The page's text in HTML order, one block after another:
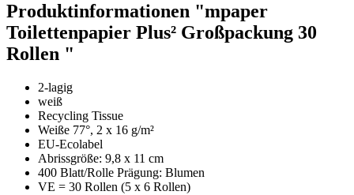
Produktinformationen "mpaper
Toilettenpapier Plus² Großpackung 30
Rollen "
2-lagig
weiß
Recycling Tissue
Weiße 77°, 2 x 16 g/m²
EU-Ecolabel
Abrissgröße: 9,8 x 11 cm
400 Blatt/Rolle Prägung: Blumen
VE = 30 Rollen (5 x 6 Rollen)